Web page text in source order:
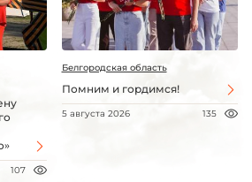
107
Белгородская область
Помним и гордимся!
5 августа 2026 135